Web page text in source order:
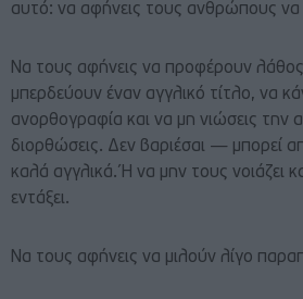
αυτό: να αφήνεις τους ανθρώπους να
Να τους αφήνεις να προφέρουν
μπερδεύουν έναν αγγλικό τίτλο, να
ανορθογραφία και να μη νιώσεις την
διορθώσεις. Δεν βαριέσαι — μπορεί
καλά αγγλικά. Ή να μην τους νοιάζει
εντάξει.
Να τους αφήνεις να μιλούν λίγο